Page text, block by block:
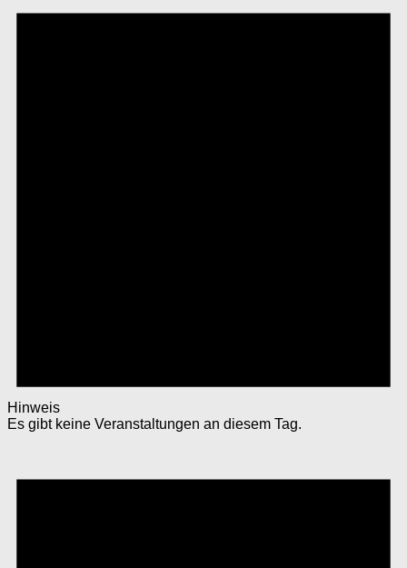
Hinweis
Es gibt keine Veranstaltungen an diesem Tag.